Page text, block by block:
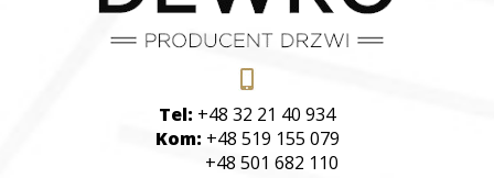
Tel: +48 32 21 40 934
Kom: +48 519 155 079
+48 501 682 110